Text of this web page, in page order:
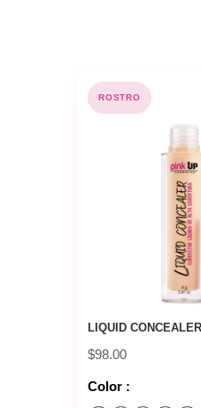
ROSTRO
LIQUID
$98.00
Color :